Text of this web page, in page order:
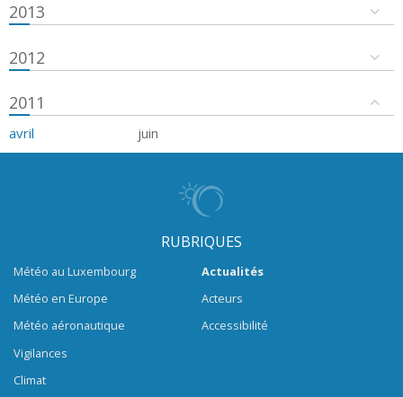
2013
2012
2011
avril juin
RUBRIQUES
Météo au Luxembourg
Météo en Europe
Météo aéronautique
Vigilances
Climat
Actualités
Acteurs
Accessibilité